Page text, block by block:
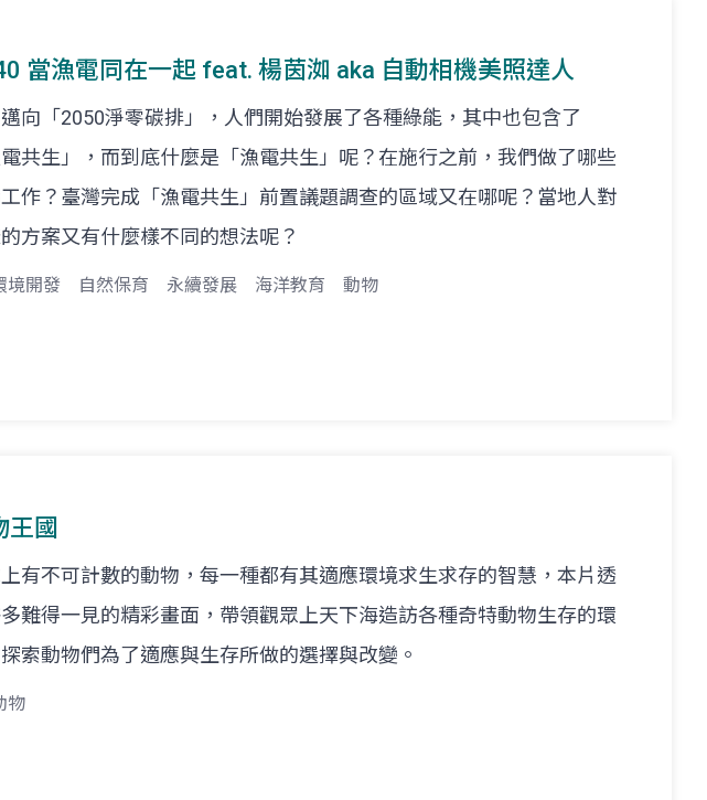
當漁電同在一起 feat. 楊茵洳 aka 自動相機美照達人
向「2050淨零碳排」，人們開始發展了各種綠能，其中也包含了
電共生」，而到底什麼是「漁電共生」呢？在施行之前，我們做了哪些
作？臺灣完成「漁電共生」前置議題調查的區域又在哪呢？當地人對
方案又有什麼樣不同的想法呢？
境開發 自然保育 永續發展 海洋教育 動物
王國
有不可計數的動物，每一種都有其適應環境求生求存的智慧，本片透
難得一見的精彩畫面，帶領觀眾上天下海造訪各種奇特動物生存的環
索動物們為了適應與生存所做的選擇與改變。
物